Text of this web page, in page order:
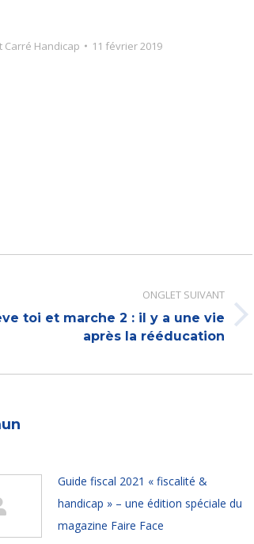
Carré Handicap 11 février 2019
ONGLET SUIVANT
toi et marche 2 : il y a une vie
après la rééducation
Guide fiscal 2021 « fiscalité &
handicap » – une édition spéciale du
magazine Faire Face